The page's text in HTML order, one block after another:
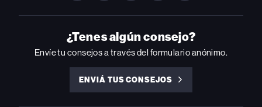
ON
INSTAGRAM
ON
YOUTUBE
ON
YOUTUBE
ON
ON
FACEBOOK
¿Tenes algún consejo?
Envíe tu consejos a través del formulario anónimo.
ENVIÁ TUS CONSEJOS
ENVIÁ